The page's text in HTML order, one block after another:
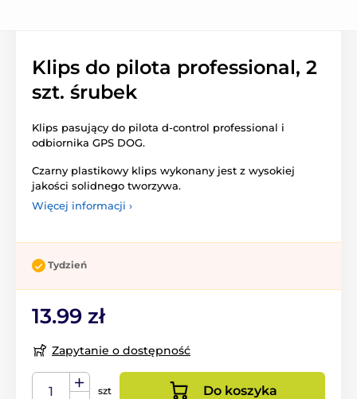
Klips do pilota professional, 2
szt. śrubek
Klips pasujący do pilota d-control professional i
odbiornika GPS DOG.
Czarny plastikowy klips wykonany jest z wysokiej
jakości solidnego tworzywa.
Więcej informacji ›
Tydzień
13.99 zł
Zapytanie o dostępność
szt Do koszyka